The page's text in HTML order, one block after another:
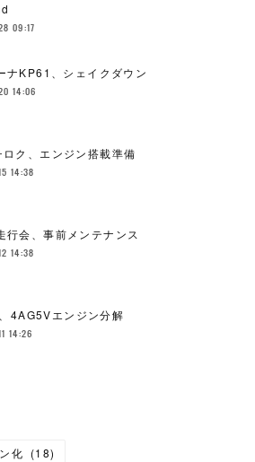
09:17
ナKP61、シェイクダウン
14:06
ロク、エンジン搭載準備
14:38
行会、事前メンテナンス
14:38
4AG5Vエンジン分解
14:26
化 (18)